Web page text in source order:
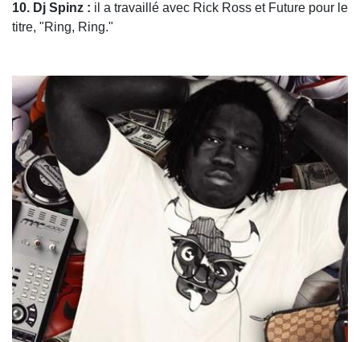
10. Dj Spinz : il a travaillé avec Rick Ross et Future pour le
titre, "Ring, Ring."